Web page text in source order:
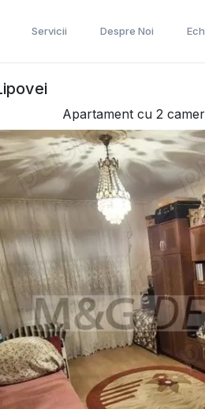
Servicii Despre Noi
Apartament cu 2